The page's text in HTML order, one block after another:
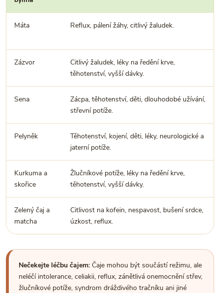
Máta Reflux, pálení žáhy, citlivý žaludek.
Zázvor
Citlivý žaludek, léky na ředění krve,
těhotenství, vyšší dávky.
Sena
Zácpa, těhotenství, děti, dlouhodobé užívání,
střevní potíže.
Pelyněk
Těhotenství, kojení, děti, léky, neurologické a
jaterní potíže.
Kurkuma a
skořice
Žlučníkové potíže, léky na ředění krve,
těhotenství, vyšší dávky.
Zelený čaj a
matcha
Citlivost na kofein, nespavost, bušení srdce,
úzkost, reflux.
Nečekejte léčbu čajem: Čaje mohou být součástí režimu, ale
neléčí intolerance, celiakii, reflux, zánětlivá onemocnění střev,
žlučníkové potíže, syndrom dráždivého tračníku ani jiné